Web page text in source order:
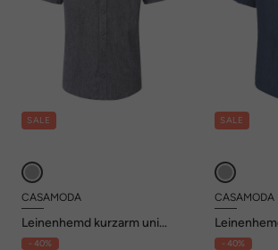
SALE
CASAMODA
Leinenhemd kurzarm uni
Casual Fit
- 40%
SALE
CASAMODA
Casual Fit
- 40%